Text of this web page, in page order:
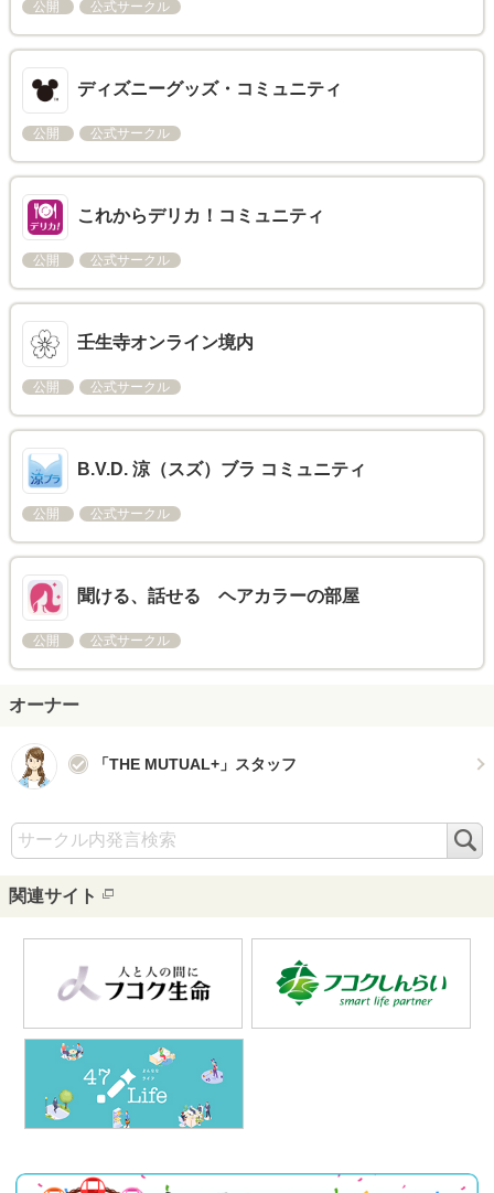
公開 公式サークル
ディズニーグッズ・コミュニティ
公開 公式サークル
これからデリカ！コミュニティ
公開 公式サークル
壬生寺オンライン境内
公開 公式サークル
B.V.D. 涼（スズ）ブラ コミュニティ
公開 公式サークル
聞ける、話せる ヘアカラーの部屋
公開 公式サークル
オーナー
「THE MUTUAL+」スタッフ
索
関連サイト